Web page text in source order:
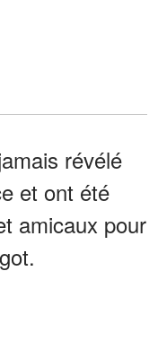
révélé
et ont été
amicaux pour